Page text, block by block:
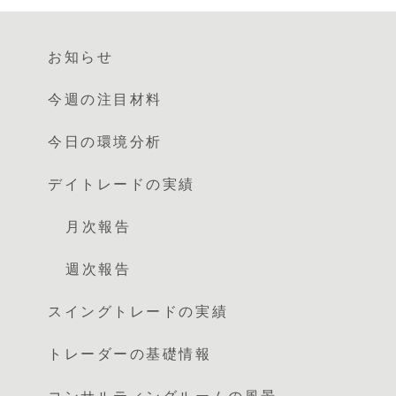
お知らせ
今週の注目材料
今日の環境分析
デイトレードの実績
月次報告
週次報告
スイングトレードの実績
トレーダーの基礎情報